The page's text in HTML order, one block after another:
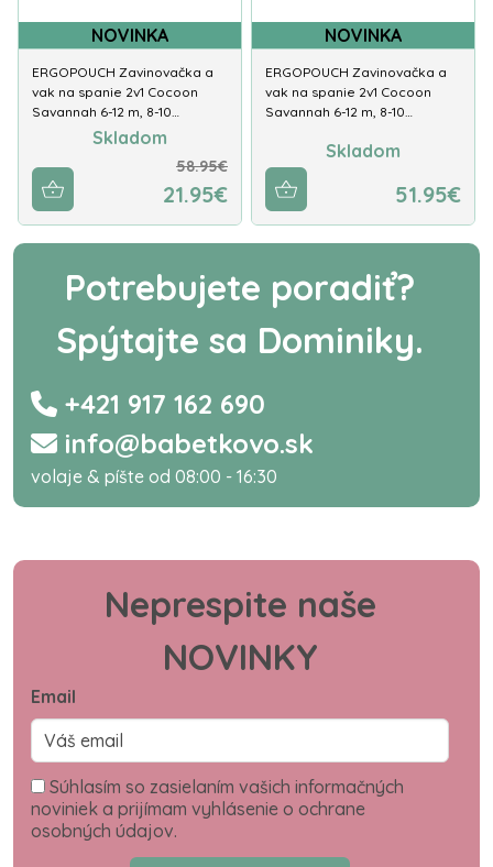
NOVINKA
ERGOPOUCH Zavinovačka a
vak na spanie 2v1 Cocoon
Savannah 6-12 m, 8-10…
Skladom
58.95€
21.95€
NOVINKA
ERGOPOUCH Zavinovačka a
vak na spanie 2v1 Cocoon
Savannah 6-12 m, 8-10…
Skladom
51.95€
Potrebujete poradiť?
Spýtajte sa Dominiky.
+421 917 162 690
info@babetkovo.sk
volaje & píšte od 08:00 - 16:30
Neprespite naše
NOVINKY
Email
Súhlasím so zasielaním vašich informačných
noviniek a prijímam vyhlásenie o ochrane
osobných údajov.